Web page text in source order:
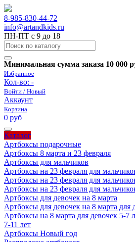
8-985-830-44-72
info@artandkids.ru
ПН-ПТ с 9 до 18
Минимальная сумма заказа 10 000
Избранное
Кол-во: -
Войти / Новый
Аккаунт
Корзина
0 руб
Каталог
Артбоксы подарочные
Артбоксы 8 марта и 23 февраля
Артбоксы для мальчиков
Артбоксы на 23 февраля для
Артбоксы на 23 февраля для
Артбоксы на 23 февраля для
Артбоксы для девочек на 8 марта
Артбоксы для девочек на 8 марта для
Артбоксы на 8 марта для девочек 5-7
7-11 лет
Артбоксы Новый год